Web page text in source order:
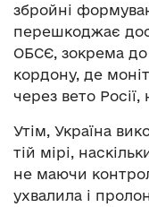
збройні
перешкоджає
ОБСЄ, зокрема до
кордону, де
через вето Росії,
Утім, Україна
тій мірі,
не маючи
ухвалила і